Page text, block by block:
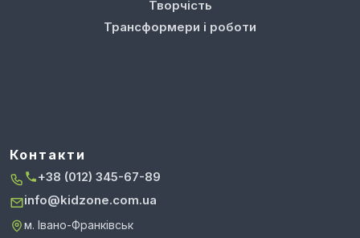
Творчість
Трансформери і роботи
Контакти
+38 (012) 345-67-89
info@kidzone.com.ua
м. Івано-Франківськ